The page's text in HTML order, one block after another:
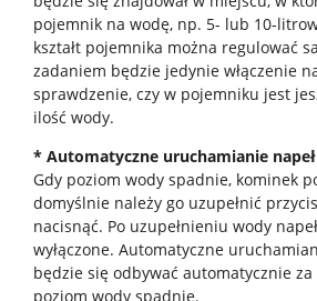
pojemnik na wodę, np. 5- lub 10-
kształt pojemnika można regulować
zadaniem będzie jedynie włączenie
sprawdzenie, czy w pojemniku jest
ilość wody.
* Automatyczne uruchamianie
Gdy poziom wody spadnie, kominek
domyślnie należy go uzupełnić
nacisnąć. Po uzupełnieniu wody
wyłączone. Automatyczne
będzie się odbywać automatycznie
poziom wody spadnie.